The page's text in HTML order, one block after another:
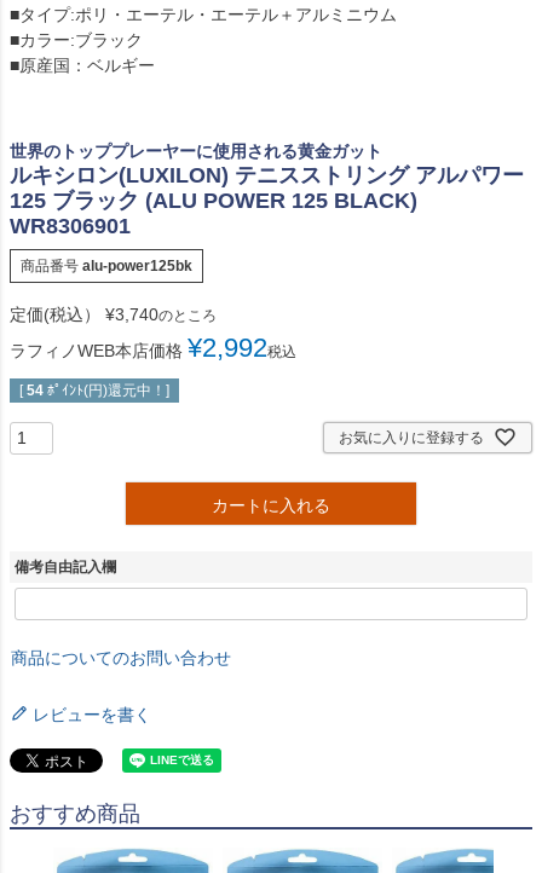
■タイプ:ポリ・エーテル・エーテル＋アルミニウム
■カラー:ブラック
■原産国：ベルギー
世界のトッププレーヤーに使用される黄金ガット
ルキシロン(LUXILON) テニスストリング アルパワー
125 ブラック (ALU POWER 125 BLACK)
WR8306901
商品番号 alu-power125bk
定価(税込） ¥3,740のところ
ラフィノWEB本店価格 ¥2,992税込
[ 54 ﾎﾟｲﾝﾄ(円)還元中！]
お気に入りに登録する
カートに入れる
備考自由記入欄
商品についてのお問い合わせ
レビューを書く
おすすめ商品